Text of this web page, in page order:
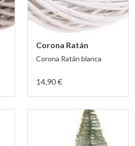
Corona Ratán
Corona Ratán blanca
14,90 €